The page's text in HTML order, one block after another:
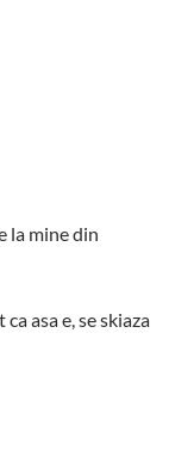
la mine din
asa e, se skiaza